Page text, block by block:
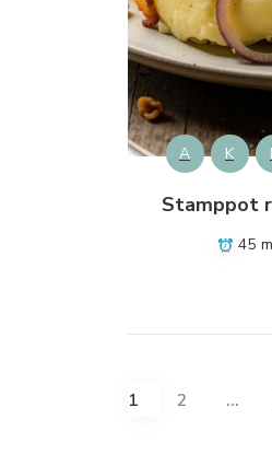
A K
Stamppot
45
1 2 …